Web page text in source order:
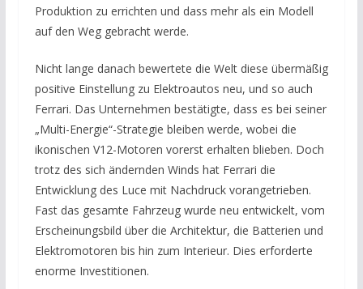
Produktion zu errichten und dass mehr als ein Modell
auf den Weg gebracht werde.
Nicht lange danach bewertete die Welt diese übermäßig
positive Einstellung zu Elektroautos neu, und so auch
Ferrari. Das Unternehmen bestätigte, dass es bei seiner
„Multi-Energie“-Strategie bleiben werde, wobei die
ikonischen V12-Motoren vorerst erhalten blieben. Doch
trotz des sich ändernden Winds hat Ferrari die
Entwicklung des Luce mit Nachdruck vorangetrieben.
Fast das gesamte Fahrzeug wurde neu entwickelt, vom
Erscheinungsbild über die Architektur, die Batterien und
Elektromotoren bis hin zum Interieur. Dies erforderte
enorme Investitionen.